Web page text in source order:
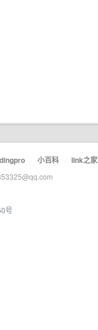
· 小百科 · link之家
号